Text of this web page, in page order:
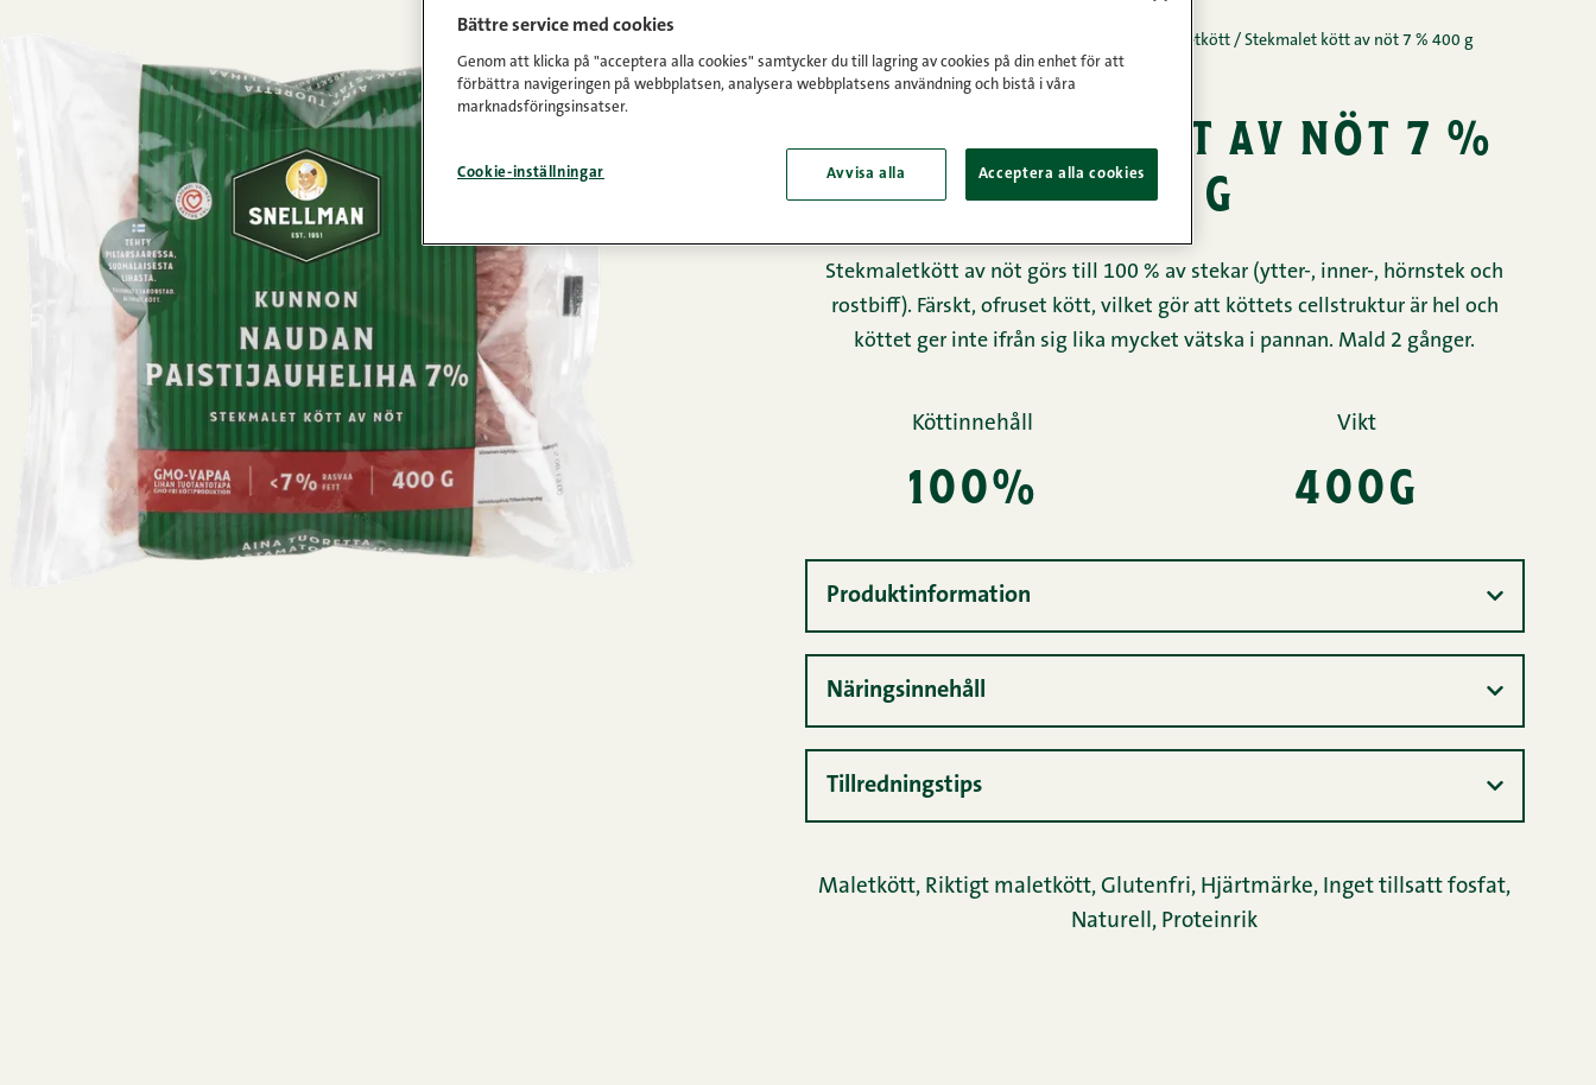
Riktigt maletkött / Stekmalet kött av nöt 7 % 400 g
stekmalet kött av nöt 7 %
400 g
Stekmaletkött av nöt görs till 100 % av stekar (ytter-, inner-, hörnstek och
rostbiff). Färskt, ofruset kött, vilket gör att köttets cellstruktur är hel och
köttet ger inte ifrån sig lika mycket vätska i pannan. Mald 2 gånger.
Köttinnehåll
100%
Vikt
400g
Produktinformation
Näringsinnehåll
Tillredningstips
Maletkött, Riktigt maletkött,Glutenfri, Hjärtmärke, Inget tillsatt fosfat,
Naturell, Proteinrik
Bättre service med cookies
Genom att klicka på "acceptera alla cookies" samtycker du till lagring av cookies på din enhet för att
förbättra navigeringen på webbplatsen, analysera webbplatsens användning och bistå i våra
marknadsföringsinsatser.
Cookie-inställningar Avvisa alla Acceptera alla cookies